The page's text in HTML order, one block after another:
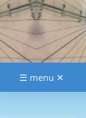
☰ menu ✕